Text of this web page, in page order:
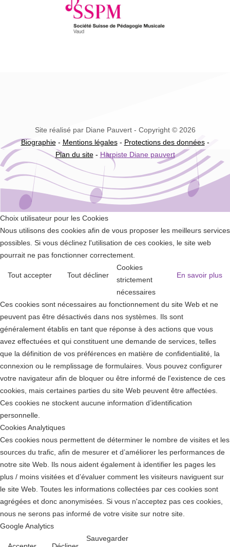
Site réalisé par Diane Pauvert - Copyright © 2026
Biographie- Mentions légales- Protections des données-
Plan du site- Harpiste Diane pauvert
Choix utilisateur pour les Cookies
Nous utilisons des cookies afin de vous proposer les meilleurs services
possibles. Si vous déclinez l'utilisation de ces cookies, le site web
pourrait ne pas fonctionner correctement.
Tout accepter Tout décliner En savoir plus
Cookies
strictement
nécessaires
Ces cookies sont nécessaires au fonctionnement du site Web et ne
peuvent pas être désactivés dans nos systèmes. Ils sont
généralement établis en tant que réponse à des actions que vous
avez effectuées et qui constituent une demande de services, telles
que la définition de vos préférences en matière de confidentialité, la
connexion ou le remplissage de formulaires. Vous pouvez configurer
votre navigateur afin de bloquer ou être informé de l'existence de ces
cookies, mais certaines parties du site Web peuvent être affectées.
Ces cookies ne stockent aucune information d’identification
personnelle.
Cookies Analytiques
Ces cookies nous permettent de déterminer le nombre de visites et les
sources du trafic, afin de mesurer et d’améliorer les performances de
notre site Web. Ils nous aident également à identifier les pages les
plus / moins visitées et d’évaluer comment les visiteurs naviguent sur
le site Web. Toutes les informations collectées par ces cookies sont
agrégées et donc anonymisées. Si vous n'acceptez pas ces cookies,
nous ne serons pas informé de votre visite sur notre site.
Google Analytics
Sauvegarder